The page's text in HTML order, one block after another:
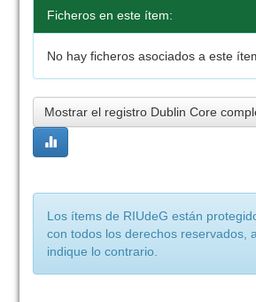
Ficheros en este ítem:
No hay ficheros asociados a este
Mostrar el registro Dublin Core
Los ítems de RIUdeG están
con todos los derechos reservados,
indique lo contrario.